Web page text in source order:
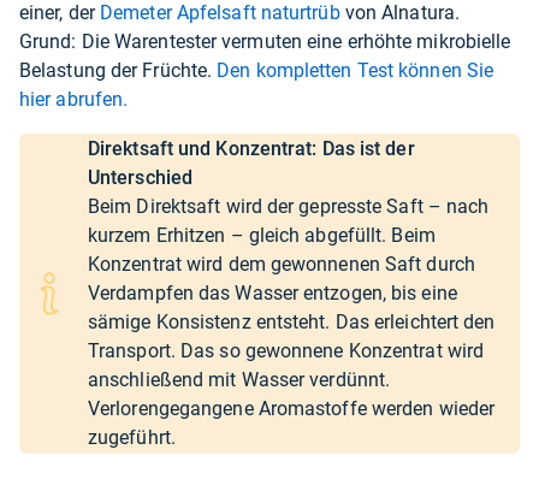
einer, der Demeter Apfelsaft naturtrübvon Alnatura.
Grund: Die Warentester vermuten eine erhöhte mikrobielle
Belastung der Früchte. Den kompletten Test können Sie
hier abrufen.
Direktsaft und Konzentrat: Das ist der
Unterschied
Beim Direktsaft wird der gepresste Saft – nach
kurzem Erhitzen – gleich abgefüllt. Beim
Konzentrat wird dem gewonnenen Saft durch
Verdampfen das Wasser entzogen, bis eine
sämige Konsistenz entsteht. Das erleichtert den
Transport. Das so gewonnene Konzentrat wird
anschließend mit Wasser verdünnt.
Verlorengegangene Aromastoffe werden wieder
zugeführt.